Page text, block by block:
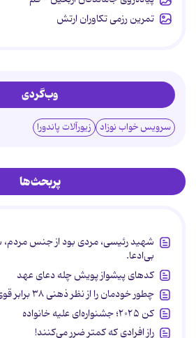
تمرین رزمی تکاوران ارتش
وب‌گردی
سرویس خواب نوزاد زیورآلات پاندورا
پربحث‌ها
شهید رئیسی، مردی بود از جنس مردم،
بی‌ادعا.
کدهای پیشواز پویش چله دعای عهد
چطور خودمان را از نظر ذهنی ۳۸ برابر قوی‌تر کنیم؟
کن ۲۰۲۵؛ جشنواره‌ای علیه خانواده
راز افرادی که کمتر ضرر می‌کنند!